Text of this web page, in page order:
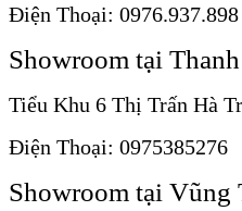
Điện Thoại: 0976.937.898
Showroom tại
Tiểu Khu 6 Thị Trấn Hà
Điện Thoại: 0975385276
Showroom tại Vũng